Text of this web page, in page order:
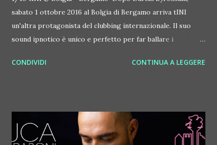
sabato 1 ottobre 2016 al Bolgia di Bergamo arriva tINI
un'altra protagonista del clubbing internazionale. Il suo
sound ipnotico è unico e perfetto per far ballare i
di far tardi al Bolgia. Originaria di Monaco, tINI ha iniziato a
di culto sull'isola ed il suo calendario parla da solo: il 20
settembre ha partecipato al Closing party di Carl Cox @
CONDIVIDI CONTINUA A LEGGERE